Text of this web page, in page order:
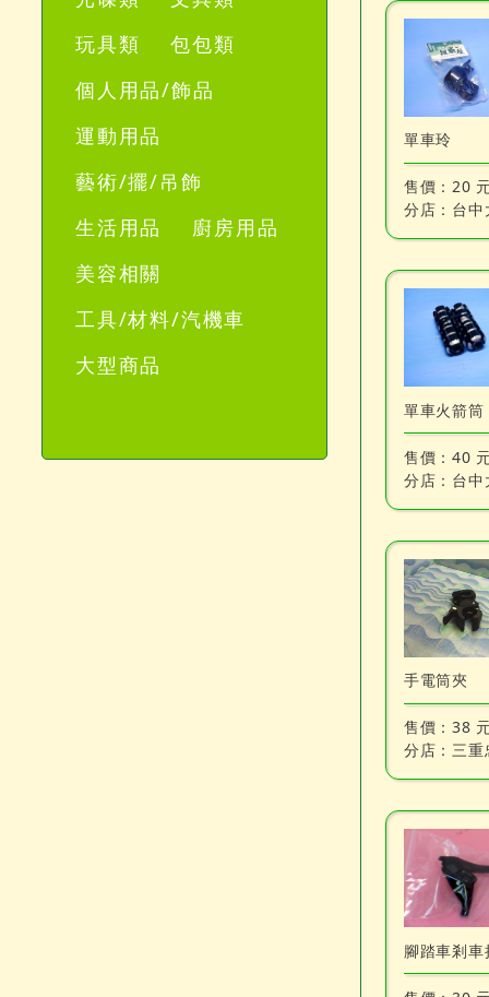
玩具類
包包類
個人用品/飾品
運動用品
藝術/擺/吊飾
生活用品
廚房用品
美容相關
工具/材料/汽機車
大型商品
單車玲
售價：20
分店： 台中
單車火箭筒
售價：40
分店： 台中
手電筒夾
售價：38
分店：三重
腳踏車剎車